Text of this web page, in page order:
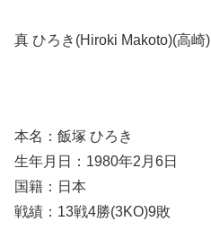
真 ひろき(Hiroki Makoto)(高崎)
本名：飯塚 ひろき
生年月日：1980年2月6日
国籍：日本
戦績：13戦4勝(3KO)9敗